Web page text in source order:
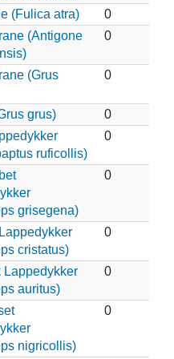
(Fulica atra)
0
(Antigone
0
(Grus
0
grus)
0
ruficollis)
0
grisegena)
0
cristatus)
0
Lappedykker
auritus)
0
nigricollis)
0